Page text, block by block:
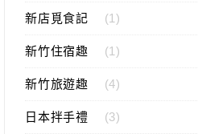
新店覓食記 (1)
新竹住宿趣 (1)
新竹旅遊趣 (4)
日本拌手禮 (3)